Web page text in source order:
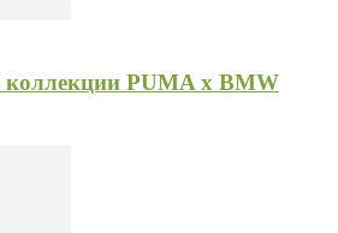
коллекции PUMA x BMW